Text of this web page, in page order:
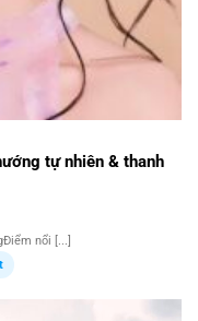
tự nhiên & thanh
nổi [...]